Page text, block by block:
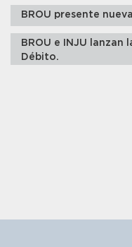
BROU presente
BROU e INJU lanzan
Débito.